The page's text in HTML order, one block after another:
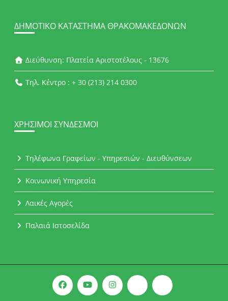
ΔΗΜΟΤΙΚΌ ΚΑΤΆΣΤΗΜΑ ΘΡΑΚΟΜΑΚΕΔΌΝΩΝ
Διεύθυνση: Πλατεία Αριστοτέλους - 13676
Τηλ. Κέντρο : + 30 (213) 214 0300
ΧΡΉΣΙΜΟΙ ΣΎΝΔΕΣΜΟΙ
Τηλέφωνα Γραφείων - Υπηρεσιών - Διευθύνσεων
Κοινωνική Υπηρεσία
Λαικές Αγορές
Παλαιά Ιστοσελίδα